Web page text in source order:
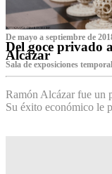
De mayo a septiembre de
Del goce privado
Alcázar
Sala de exposiciones
Ramón Alcázar fue un
Su éxito económico le